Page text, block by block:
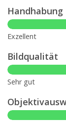
Handhabung
Exzellent
Bildqualität
Sehr gut